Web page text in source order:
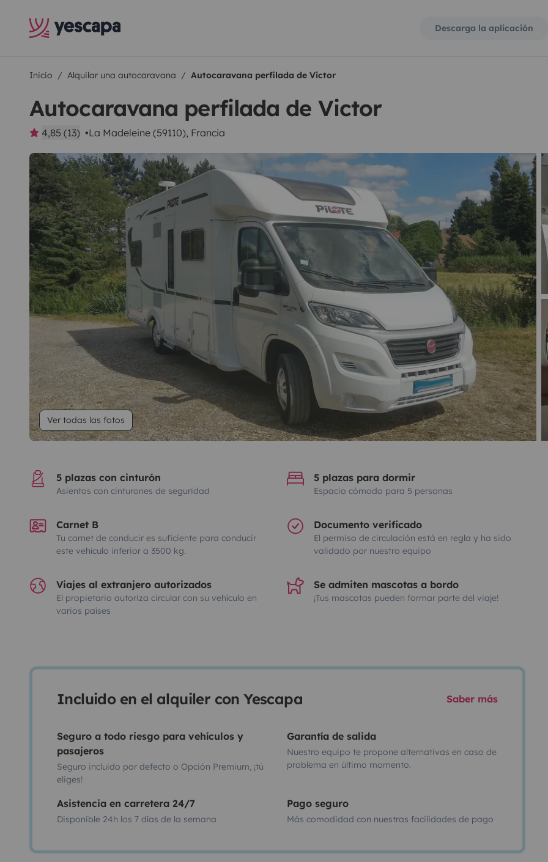
Descarga la aplicación
Inicio Alquilar una autocaravana Autocaravana perfilada de Victor
Autocaravana perfilada de Victor
4,85 (13) La Madeleine (59110), Francia
Ver todas las fotos
5 plazas con cinturón
Asientos con cinturones de seguridad
5 plazas para dormir
Espacio cómodo para 5 personas
Carnet B
Tu carnet de conducir es suficiente para conducir
este vehículo inferior a 3500 kg.
Documento verificado
El permiso de circulación está en regla y ha sido
validado por nuestro equipo
Viajes al extranjero autorizados
El propietario autoriza circular con su vehículo en
varios países
Se admiten mascotas a bordo
¡Tus mascotas pueden formar parte del viaje!
Incluido en el alquiler con Yescapa Saber más
Seguro a todo riesgo para vehículos y
pasajeros
Seguro incluido por defecto o Opción Premium, ¡tú
eliges!
Garantía de salida
Nuestro equipo te propone alternativas en caso de
problema en último momento.
Asistencia en carretera 24/7
Disponible 24h los 7 días de la semana
Pago seguro
Más comodidad con nuestras facilidades de pago